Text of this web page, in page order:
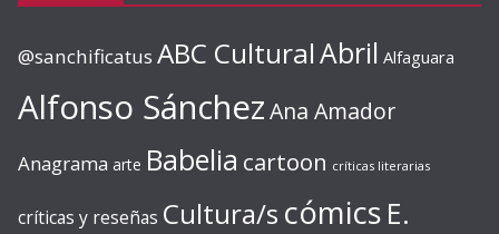
@sanchificatus ABC CulturalAbril Alfaguara
Alfonso SánchezAna Amador
Anagrama arte Babelia cartoon críticas literarias
críticas y reseñas Cultura/s cómics E.